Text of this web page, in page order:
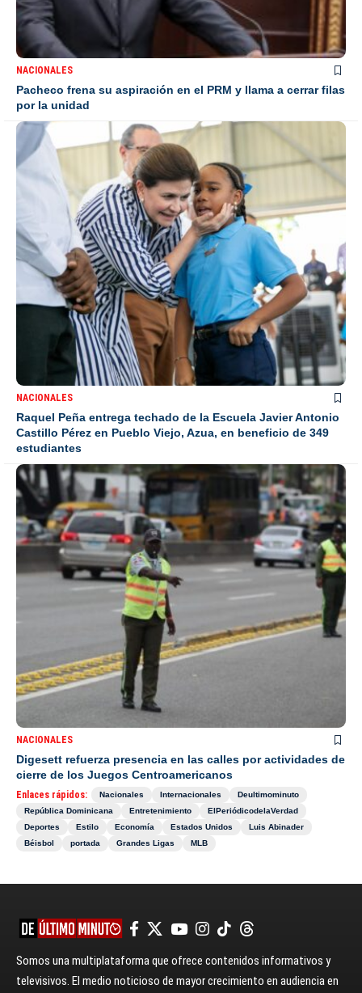
NACIONALES
Pacheco frena su aspiración en el PRM y llama a cerrar filas
por la unidad
NACIONALES
Raquel Peña entrega techado de la Escuela Javier Antonio
Castillo Pérez en Pueblo Viejo, Azua, en beneficio de 349
estudiantes
NACIONALES
Digesett refuerza presencia en las calles por actividades de
cierre de los Juegos Centroamericanos
Enlaces rápidos: Nacionales Internacionales
Deultimominuto
República Dominicana
Entretenimiento
ElPeriódicodelaVerdad
Deportes
Estilo Economía Estados Unidos
Luis Abinader
Béisbol
portada Grandes Ligas MLB
Somos una multiplataforma que ofrece contenidos informativos y
televisivos. El medio noticioso de mayor crecimiento en audiencia en